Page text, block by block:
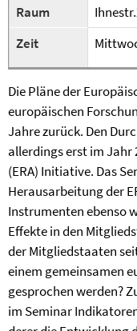
Raum
Zeit
Die Pläne der
europäischen
Jahre zurück. Den
allerdings erst im Jahr
(ERA) Initiative. Das
Herausarbeitung der
Instrumenten ebenso
Effekte in den
der Mitgliedstaaten
einem gemeinsamen
gesprochen werden?
im Seminar